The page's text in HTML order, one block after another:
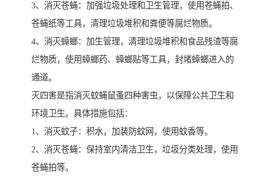
3、消灭苍蝇：加强垃圾处理和卫生管理，使用苍蝇拍、
苍蝇纸等工具，清理垃圾堆积和粪便等腐烂物质。
4、消灭蟑螂：加生管理，清理垃圾堆积和食品残渣等腐
烂物质，使用蟑螂药、蟑螂贴等工具，封堵蟑螂进入的
通道。
灭四害是指消灭蚊蝇鼠蚤四种害虫，以保障公共卫生和
环境卫生。具体措施包括：
1、消灭蚊子：积水，加装防蚊网，使用蚊香等。
2、消灭苍蝇：保持室内清洁卫生，垃圾分类处理，使用
苍蝇拍等。